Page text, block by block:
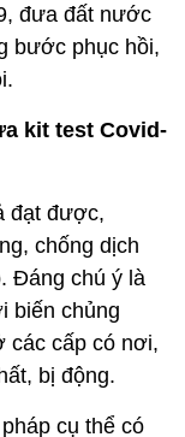
đưa đất nước
bước phục hồi,
kit test Covid-
đạt được,
chống dịch
Đáng chú ý là
biến chủng
các cấp có nơi,
bị động.
cụ thể có